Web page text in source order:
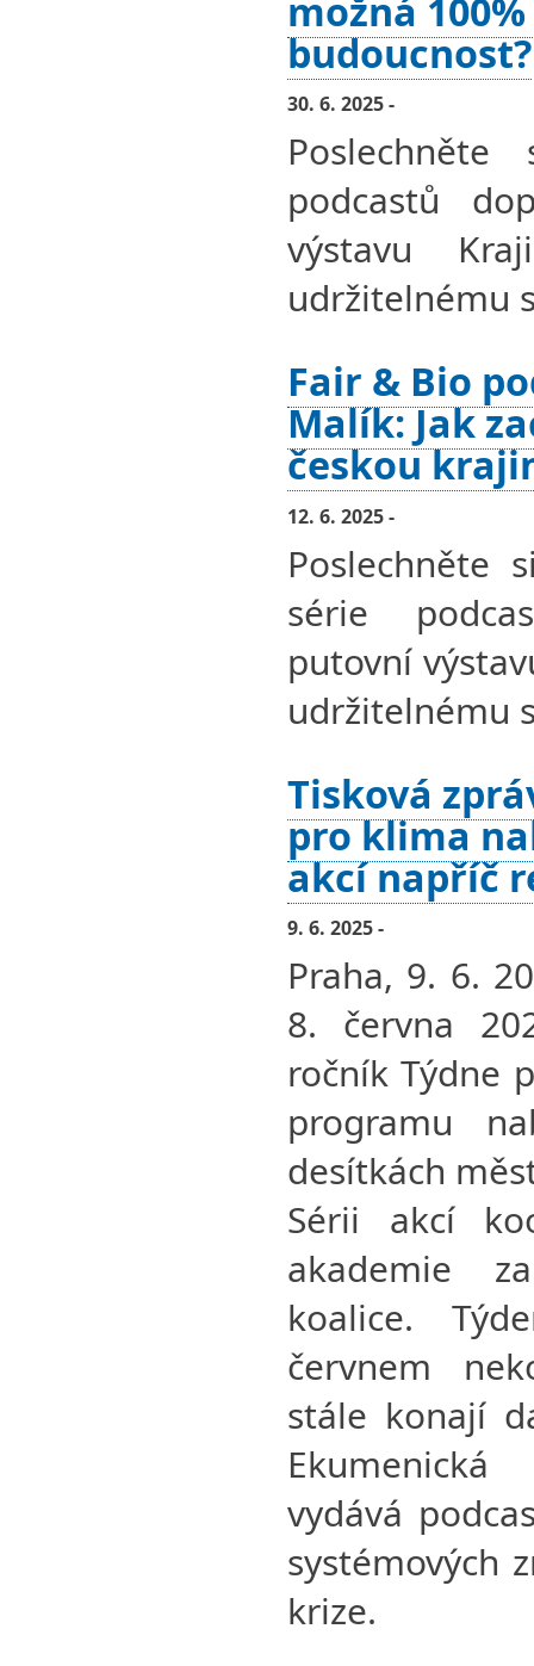
budoucnost?
30. 6. 2025 -
podcastů
výstavu
udržitelnému
Fair & Bio
Malík: Jak
českou
12. 6. 2025 -
Poslechněte
série
putovní
udržitelnému
Tisková
pro klima
akcí napříč
9. 6. 2025 -
Praha, 9. 6.
8. června
ročník Týdne
programu
desítkách
Sérii akcí
akademie
koalice.
červnem
stále konají
vydává
systémových
krize.